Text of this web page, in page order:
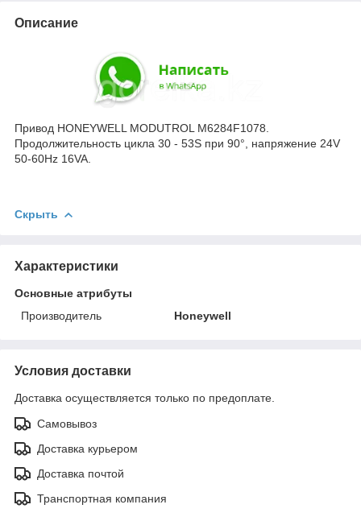
Описание
Привод HONEYWELL MODUTROL M6284F1078.
Продолжительность цикла 30 - 53S при 90°, напряжение 24V
50-60Hz 16VA.
Скрыть
Характеристики
Основные атрибуты
Производитель
Honeywell
Условия доставки
Доставка осуществляется только по предоплате.
Самовывоз
Доставка курьером
Доставка почтой
Транспортная компания